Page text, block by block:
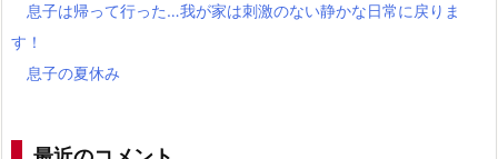
息子は帰って行った…我が家は刺激のない静かな日常に戻りま
す！
息子の夏休み